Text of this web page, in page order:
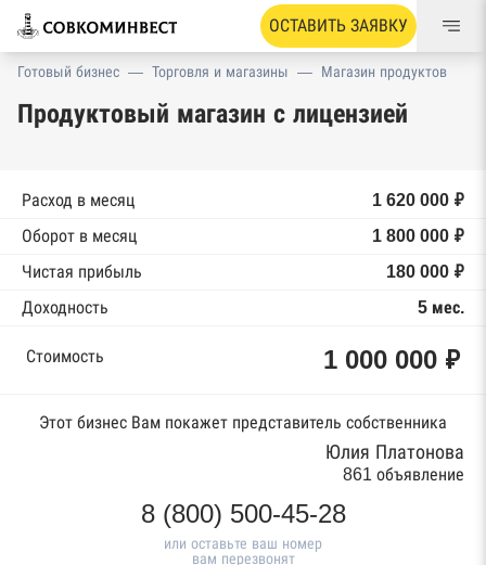
ОСТАВИТЬ ЗАЯВКУ
Готовый бизнес — Торговля и магазины — Магазин продуктов
Продуктовый магазин с лицензией
Расход в месяц
1 620 000 ₽
Оборот в месяц
1 800 000 ₽
Чистая прибыль
180 000 ₽
Доходность
5 мес.
Стоимость 1 000 000 ₽
Этот бизнес Вам покажет представитель собственника
Юлия Платонова
861 объявление
8 (800) 500-45-28
или оставьте ваш номер
вам перезвонят